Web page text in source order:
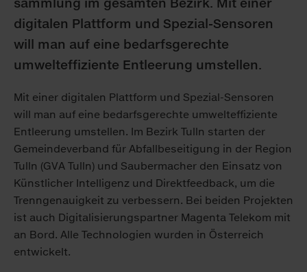
digitalen Plattform und Spezial-Sensoren
will man auf eine bedarfsgerechte
umwelteffiziente Entleerung umstellen.
Mit einer digitalen Plattform und Spezial-Sensoren
will man auf eine bedarfsgerechte umwelteffiziente
Entleerung umstellen. Im Bezirk Tulln starten der
Gemeindeverband für Abfallbeseitigung in der Region
Tulln (GVA Tulln) und Saubermacher den Einsatz von
Künstlicher Intelligenz und Direktfeedback, um die
Trenngenauigkeit zu verbessern. Bei beiden Projekten
ist auch Digitalisierungspartner Magenta Telekom mit
an Bord. Alle Technologien wurden in Österreich
entwickelt.